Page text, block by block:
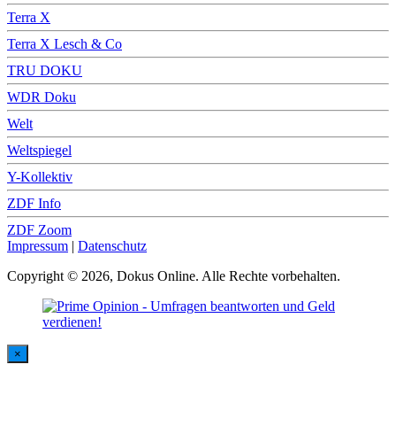
Terra X
Terra X Lesch & Co
TRU DOKU
WDR Doku
Welt
Weltspiegel
Y-Kollektiv
ZDF Info
ZDF Zoom
Impressum | Datenschutz
Copyright © 2026, Dokus Online. Alle Rechte vorbehalten.
×